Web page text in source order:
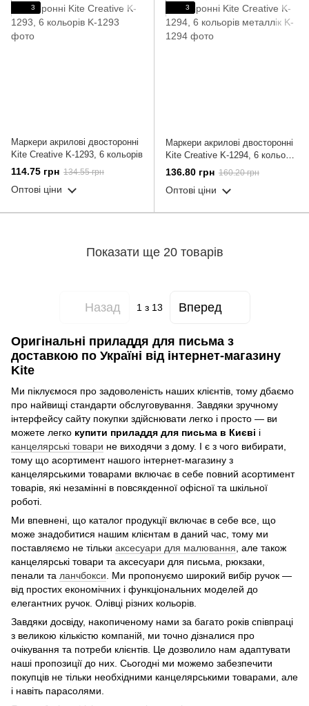
3
Маркери акрилові двосторонні
Kite Creative K-1293, 6 кольорів
114.75 грн 134.55 грн
Оптові ціни
3
Маркери акрилові двосторонні
Kite Creative K-1294, 6 кольорів
металлік
136.80 грн 160.20 грн
Оптові ціни
Показати ще 20 товарів
Назад 1з 13 Вперед
Оригінальні приладдя для письма з
доставкою по Україні від інтернет-магазину
Kite
Ми піклуємося про задоволеність наших клієнтів, тому дбаємо
про найвищі стандарти обслуговування. Завдяки зручному
інтерфейсу сайту покупки здійснювати легко і просто — ви
можете легко купити приладдя для письма в Києві і
канцелярські товари не виходячи з дому. І є з чого вибирати,
тому що асортимент нашого інтернет-магазину з
канцелярськими товарами включає в себе повний асортимент
товарів, які незамінні в повсякденної офісної та шкільної
роботі.
Ми впевнені, що каталог продукції включає в себе все, що
може знадобитися нашим клієнтам в даний час, тому ми
поставляємо не тільки аксесуари для малювання , але також
канцелярські товари та аксесуари для письма, рюкзаки,
пенали та ланчбокси . Ми пропонуємо широкий вибір ручок —
від простих економічних і функціональних моделей до
елегантних ручок. Олівці різних кольорів.
Завдяки досвіду, накопиченому нами за багато років співпраці
з великою кількістю компаній, ми точно дізналися про
очікування та потреби клієнтів. Це дозволило нам адаптувати
наші пропозиції до них. Сьогодні ми можемо забезпечити
покупців не тільки необхідними канцелярськими товарами, але
і навіть парасолями.